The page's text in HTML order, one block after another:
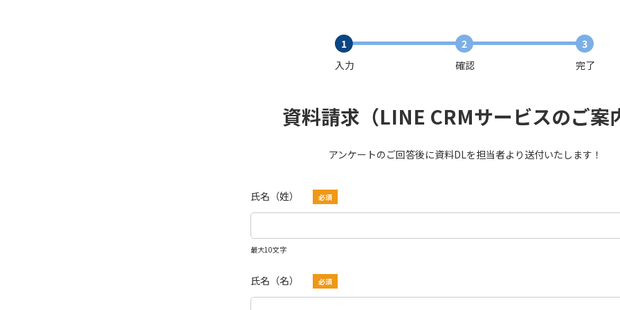
入力 確認 完了
資料請求（LINE CRMサービスのご案
アンケートのご回答後に資料DLを担当者より送付いたします！
氏名（姓）
最大10文字
氏名（名）